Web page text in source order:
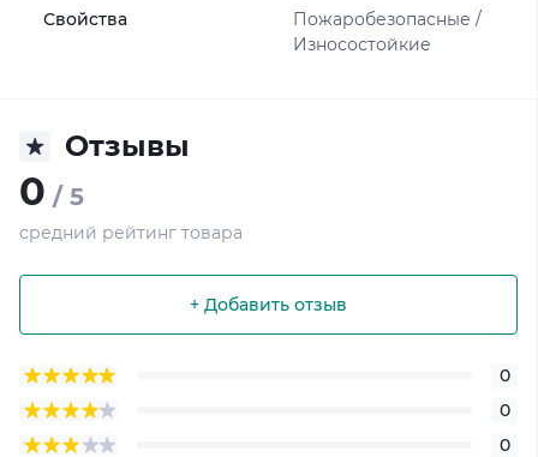
Свойства
Пожаробезопасные /
Износостойкие
Отзывы
0 / 5
средний рейтинг товара
+ Добавить отзыв
0
0
0